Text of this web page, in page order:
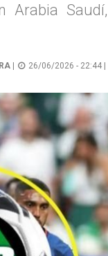
Arabia
26/06/2026 - 22:44 |